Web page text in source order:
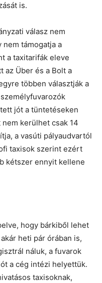
is.
válasz nem
támogatja a
a taxitarifák eleve
az Über és a Bolt a
többen választják a
jót a tüntetéseken
kerülhet csak 14
a vasúti pályaudvartól
taxisok szerint ezért
kétszer ennyit kellene
hogy bárkiből lehet
heti pár órában is,
náluk, a fuvarok
a cég intézi helyettük.
taxisoknak,